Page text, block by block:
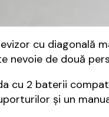
cu diagonală
nevoie de două
cu 2 baterii
și un